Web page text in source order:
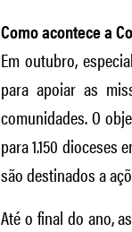
Como acontece a
Em outubro,
para apoiar as
comunidades. O
para 1.150 dioceses
são destinados a
Até o final do ano,